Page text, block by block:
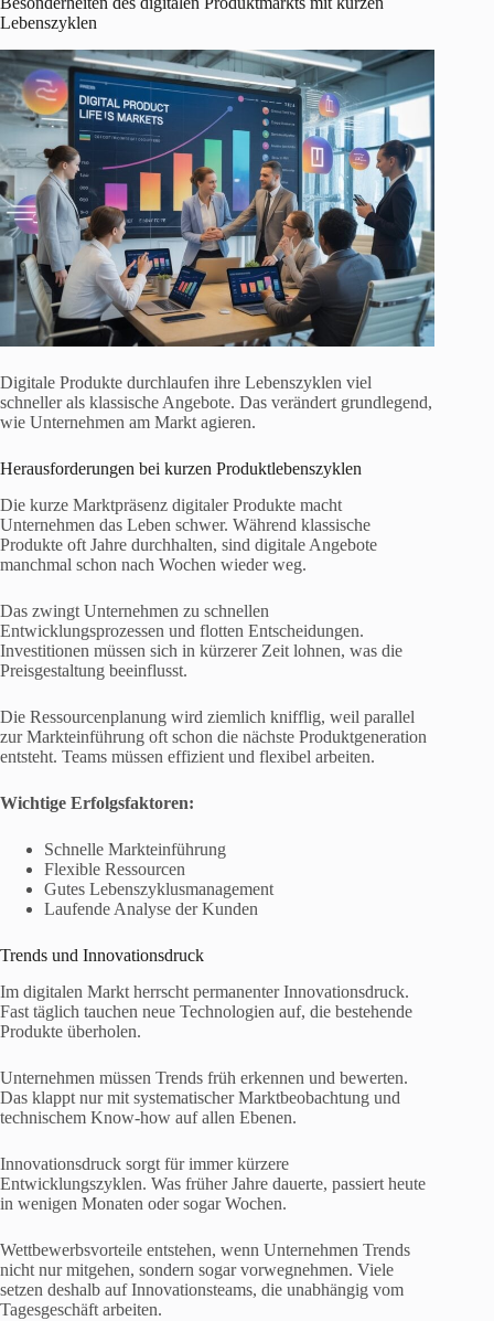
Lebenszyklen
Digitale Produkte durchlaufen ihre Lebenszyklen viel
schneller als klassische Angebote. Das verändert grundlegend,
wie Unternehmen am Markt agieren.
Herausforderungen bei kurzen Produktlebenszyklen
Die kurze Marktpräsenz digitaler Produkte macht
Unternehmen das Leben schwer. Während klassische
Produkte oft Jahre durchhalten, sind digitale Angebote
manchmal schon nach Wochen wieder weg.
Das zwingt Unternehmen zu schnellen
Entwicklungsprozessen und flotten Entscheidungen.
Investitionen müssen sich in kürzerer Zeit lohnen, was die
Preisgestaltung beeinflusst.
Die Ressourcenplanung wird ziemlich knifflig, weil parallel
zur Markteinführung oft schon die nächste Produktgeneration
entsteht. Teams müssen effizient und flexibel arbeiten.
Wichtige Erfolgsfaktoren:
Schnelle Markteinführung
Flexible Ressourcen
Gutes Lebenszyklusmanagement
Laufende Analyse der Kunden
Trends und Innovationsdruck
Im digitalen Markt herrscht permanenter Innovationsdruck.
Fast täglich tauchen neue Technologien auf, die bestehende
Produkte überholen.
Unternehmen müssen Trends früh erkennen und bewerten.
Das klappt nur mit systematischer Marktbeobachtung und
technischem Know-how auf allen Ebenen.
Innovationsdruck sorgt für immer kürzere
Entwicklungszyklen. Was früher Jahre dauerte, passiert heute
in wenigen Monaten oder sogar Wochen.
Wettbewerbsvorteile entstehen, wenn Unternehmen Trends
nicht nur mitgehen, sondern sogar vorwegnehmen. Viele
setzen deshalb auf Innovationsteams, die unabhängig vom
Tagesgeschäft arbeiten.